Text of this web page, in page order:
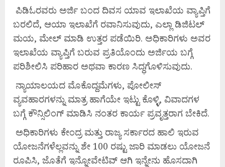
ಪಿಡಿಓರವರು ಅರ್ಜಿ ಬಂದ ದಿವಸ ಯಾವ ಇಲಾಖೆಯ ವ್ಯಾಪ್ತಿಗೆ
ಬರಲಿದೆ, ಆಯಾ ಇಲಾಖೆಗೆ ರವಾನಿಸುವುದು, ಎಲ್ಲಾ ಡಿಜಿಟಲ್
ಮಯ, ಮೇಲ್ ಮಾಡಿ ಉತ್ತರ ಪಡೆಯಿರಿ. ಅಧಿಕಾರಿಗಳು ಅವರ
ಇಲಾಖೆಯ ವ್ಯಾಪ್ತಿಗೆ ಬರುವ ಪ್ರತಿಯೊಂದು ಅರ್ಜಿಯ ಬಗ್ಗೆ
ಪರಿಶೀಲಿಸಿ ಪರಿಹಾರ ಅಥವಾ ಕಾರಣ ಸಿದ್ಧಗೊಳಿಸುವುದು.
ನ್ಯಾಯಾಲಯದ ಮೊಕೊದ್ದಮೆಗಳು, ಪೋಲೀಸ್
ವ್ಯವಹಾರಗಳನ್ನು ಮಾತ್ರ ಹಾಗೆಯೇ ಇಟ್ಟು ಕೊಳ್ಳಿ, ವಿವಾದಗಳ
ಬಗ್ಗೆ ಕೌನ್ಸಿಲಿಂಗ್ ಮಾಡಿಸಿ ನಂತರ ಕಾರ್ಯ ಪ್ರವೃತ್ತರಾಗ ಬೇಕಿದೆ.
ಅಧಿಕಾರಿಗಳು ಕೇಂದ್ರ ಮತ್ತು ರಾಜ್ಯ ಸರ್ಕಾರದ ಹಾಲಿ ಇರುವ
ಯೋಜನೆಗಳೆಲ್ಲವನ್ನು ಶೇ 100 ರಷ್ಟು ಜಾರಿ ಮಾಡಲು ಯೋಜನೆ
ರೂಪಿಸಿ, ಜೊತೆಗೆ ಇನ್ನೋವೇಟಿವ್ ಆಗಿ ಇನ್ನೇನು ಹೊಸದಾಗಿ